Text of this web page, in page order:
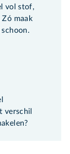
vol stof,
maak
verschil